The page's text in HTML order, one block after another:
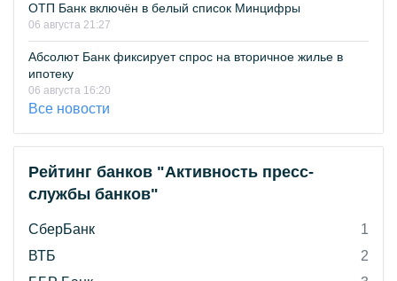
ОТП Банк включён в белый список Минцифры
06 августа 21:27
Абсолют Банк фиксирует спрос на вторичное жилье в
ипотеку
06 августа 16:20
Все новости
Рейтинг банков "Активность пресс-
службы банков"
СберБанк
1
ВТБ
2